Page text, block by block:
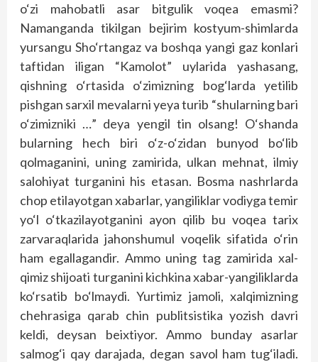
o‘zi mahobatli asar bitgulik voqea emasmi?
Namanganda tikilgan bejirim kostyum-shimlarda
yursangu Sho‘rtangaz va boshqa yangi gaz konlari
taftidan iligan “Kamolot” uylarida yashasang,
qishning o‘rtasida o‘zimizning bog‘larda yetilib
pishgan sarxil mevalarni yeya turib “shularning bari
o‘zimizniki …” deya yengil tin olsang! O‘shanda
bularning hech biri o‘z-o‘zidan bunyod bo‘lib
qolmaganini, uning zamirida, ulkan mehnat, ilmiy
salohiyat turganini his etasan. Bosma nashrlarda
chop etilayotgan xabarlar, yangiliklar vodiyga temir
yo‘l o‘tkazilayotganini ayon qilib bu voqea tarix
zarvaraqlarida jahonshumul voqelik sifatida o‘rin
ham egallagandir. Ammo uning tag zamirida xal-
qimiz shijoati turganini kichkina xabar-yangiliklarda
ko‘rsatib bo‘lmaydi. Yurtimiz jamoli, xalqimizning
chehrasiga qarab chin publitsistika yozish davri
keldi, deysan beixtiyor. Ammo bunday asarlar
salmog‘i qay darajada, degan savol ham tug‘iladi.